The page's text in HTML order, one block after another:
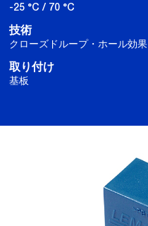
-25 °C / 70 °C
技術
クローズドループ・ホール効果
取り付け
基板